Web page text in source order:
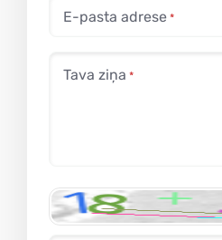
E-pasta adrese
Tava ziņa